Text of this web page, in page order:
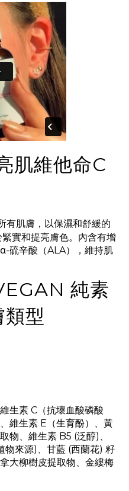
肌維他命C
有肌膚，以保濕和舒緩的
實和提亮膚色。內含有增
α-硫辛酸（ALA），維持肌
純素
型
生素 C（抗壞血酸磷酸
維生素 E（生育酚）、黃
物、 維生素 B5 (泛醇) 、
物來源) 、 甘藍 (西蘭花) 籽
大柳樹皮提取物、金縷梅